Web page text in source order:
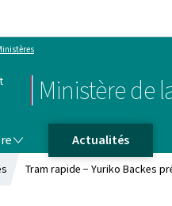
Ministère de
Actualités
Tram rapide − Yuriko Backes